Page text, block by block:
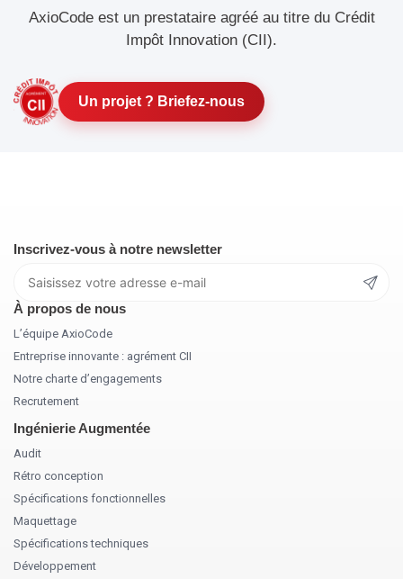
AxioCode est un prestataire agréé au titre du Crédit
Impôt Innovation (CII).
Un projet ? Briefez-nous
Inscrivez-vous à notre newsletter
À propos de nous
L’équipe AxioCode
Entreprise innovante : agrément CII
Notre charte d’engagements
Recrutement
Ingénierie Augmentée
Audit
Rétro conception
Spécifications fonctionnelles
Maquettage
Spécifications techniques
Développement